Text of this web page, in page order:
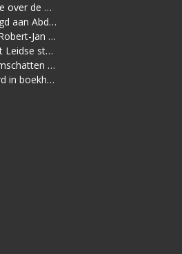
Handelsuitgave dissertatie over de Leidse vrouwenbeweging
Gratenpakhuis overhandigd aan Abdelhaq Jermoumi
Lines of Friendship voor Robert-Jan te Rijdt
Memorabele avond in het Leidse stadhuis
Deel 10 in de serie Bodemschatten en Bouwgeheimen verschenen
Nachtkaars gepresenteerd in boekhandel De Kler